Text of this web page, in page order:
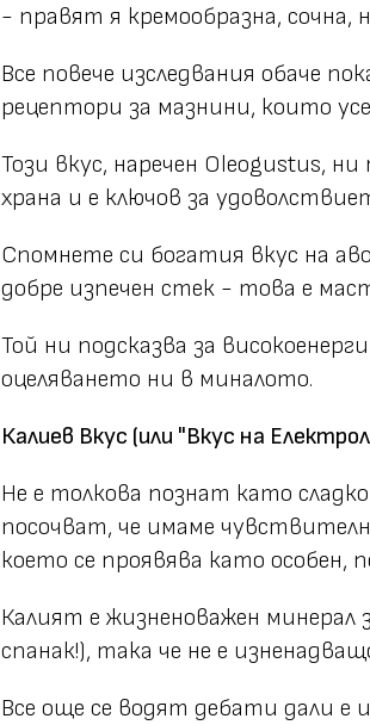
- правят я кремообразна, сочна,
Все повече изследвания обаче
рецептори за мазнини, които
Този вкус, наречен Oleogustus,
храна и е ключов за
Спомнете си богатия вкус на
добре изпечен стек - това е
Той ни подсказва за
оцеляването ни в миналото.
Калиев Вкус (или "Вкус на
Не е толкова познат като
посочват, че имаме
което се проявява като особен,
Калият е жизненоважен
спанак!), така че не е
Все още се водят дебати дали е